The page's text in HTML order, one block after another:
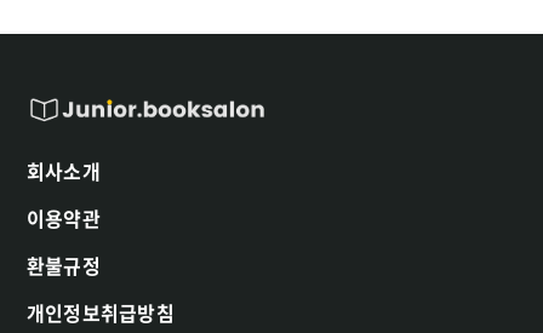
회사소개
이용약관
환불규정
개인정보취급방침